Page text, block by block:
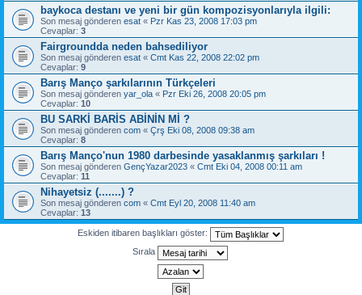
baykoca destanı ve yeni bir gün kompozisyonlarıyla ilgili:
Son mesaj gönderen esat « Pzr Kas 23, 2008 17:03 pm
Cevaplar: 3
Fairgroundda neden bahsediliyor
Son mesaj gönderen esat « Cmt Kas 22, 2008 22:02 pm
Cevaplar: 9
Barış Manço şarkılarının Türkçeleri
Son mesaj gönderen yar_ola « Pzr Eki 26, 2008 20:05 pm
Cevaplar: 10
BU SARKİ BARİS ABİNİN Mİ ?
Son mesaj gönderen com « Çrş Eki 08, 2008 09:38 am
Cevaplar: 8
Barış Manço'nun 1980 darbesinde yasaklanmış şarkıları !
Son mesaj gönderen GençYazar2023 « Cmt Eki 04, 2008 00:11 am
Cevaplar: 11
Nihayetsiz (.......) ?
Son mesaj gönderen com « Cmt Eyl 20, 2008 11:40 am
Cevaplar: 13
Eskiden itibaren başlıkları göster:
Sırala